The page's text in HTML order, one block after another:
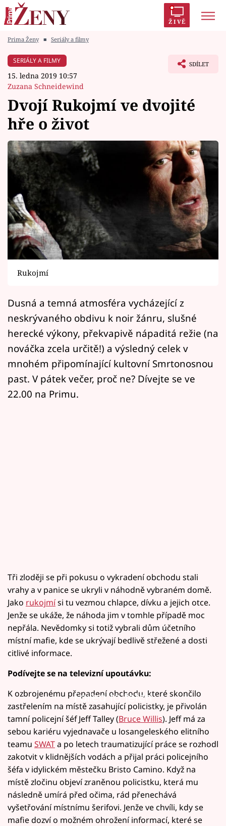
ŽIVĚ
Módní alarm
Témata
Celebrity
Vztahy
Seriály
Horoskopy
Sledujte prima+
Filmový festival Karlovy Vary
Pořady
Mámy sobě
Přihlášení
Sledujte nás
Prima Ženy ■ Seriály a filmy
SERIÁLY A FILMY
15. ledna 2019 10:57
Zuzana Schneidewind
SDÍLET
Dvojí Rukojmí ve dvojité
hře o život
Rukojmí
Dusná a temná atmosféra vycházející z
neskrývaného obdivu k noir žánru, slušné
herecké výkony, překvapivě nápaditá režie (na
nováčka zcela určitě!) a výsledný celek v
mnohém připomínající kultovní Smrtonosnou
past. V pátek večer, proč ne? Dívejte se ve
22.00 na Primu.
Tři zloději se při pokusu o vykradení obchodu stali
vrahy a v panice se ukryli v náhodně vybraném domě.
Jako rukojmísi tu vezmou chlapce, dívku a jejich otce.
Jenže se ukáže, že náhoda jim v tomhle případě moc
nepřála. Nevědomky si totiž vybrali dům účetního
místní mafie, kde se ukrývají bedlivě střežené a dosti
citlivé informace.
Podívejte se na televizní upoutávku:
Failed to fetch
K ozbrojenému přepadení obchodu, které skončilo
zastřelením na místě zasahující policistky, je přivolán
tamní policejní šéf Jeff Talley (Bruce Willis). Jeff má za
sebou kariéru vyjednavače u losangeleského elitního
teamu SWATa po letech traumatizující práce se rozhodl
zakotvit v klidnějších vodách a přijal práci policejního
šéfa v idylickém městečku Bristo Camino. Když na
místě zločinu objeví zraněnou policistku, která mu
následně umírá před očima, rád přenechává
vyšetřování místnímu šerifovi. Jenže ve chvíli, kdy se
mafie dozví o možném ohrožení informací, které se